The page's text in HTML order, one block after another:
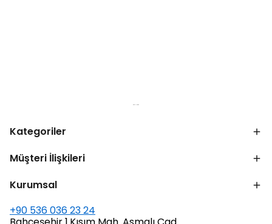
Kategoriler
Müşteri İlişkileri
Kurumsal
+90 536 036 23 24